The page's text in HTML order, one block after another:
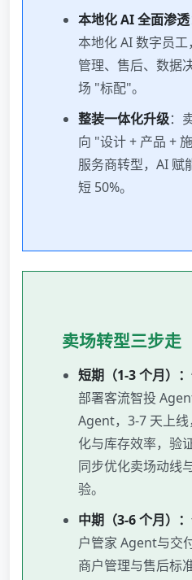
本地化 AI 全面渗透
本地化 AI 数字员
管理、售后、数据
场 "标配"。
整装一体化升级：
向 "设计 + 产品 +
服务商转型，AI 赋
短 50%。
卖场转型三步走
短期（1-3 个月）
部署客流智投
Agent，3-7 天上
化与库存效率，验
同步优化卖场动线
验。
中期（3-6 个月）
户管家 Agent与交
商户管理与售后标